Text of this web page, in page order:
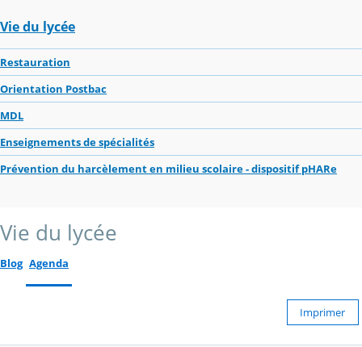
Vie du lycée
Restauration
Orientation Postbac
MDL
Enseignements de spécialités
Prévention du harcèlement en milieu scolaire - dispositif pHARe
Vie du lycée
Blog Agenda
Imprimer